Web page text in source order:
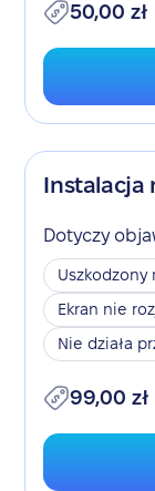
50,00 zł
Instalacja
Dotyczy
Uszkodzony
Ekran nie
Nie działa
99,00 zł